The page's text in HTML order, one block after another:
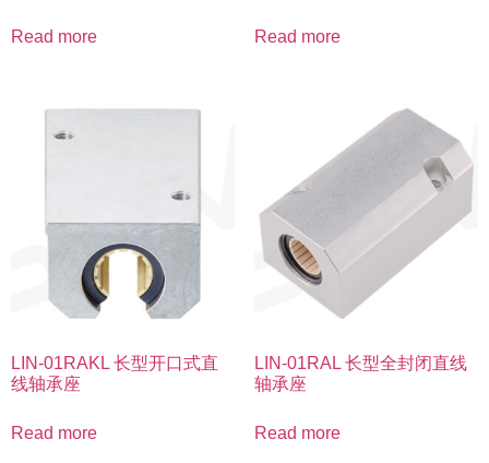
Read more Read more
LIN-01RAKL 长型开口式直
线轴承座
Read more
LIN-01RAL 长型全封闭直线
轴承座
Read more